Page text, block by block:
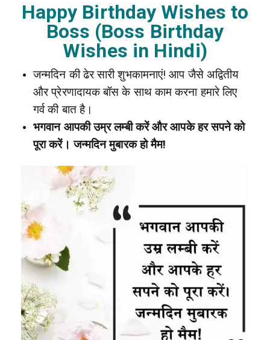
Happy Birthday Wishes to
Boss (Boss Birthday
Wishes in Hindi)
जन्मदिन की ढेर सारी शुभकामनाएं! आप जैसे अद्वितीय
और प्रेरणादायक बॉस के साथ काम करना हमारे लिए
गर्व की बात है।
भगवान आपकी उम्र लम्बी करें और आपके हर सपने को
पूरा करें। जन्मदिन मुबारक हो मैम!